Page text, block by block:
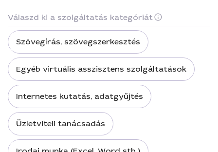
Válaszd ki a szolgáltatás kategóriát
Szövegírás, szövegszerkesztés
Egyéb virtuális asszisztens szolgáltatások
Internetes kutatás, adatgyűjtés
Üzletviteli tanácsadás